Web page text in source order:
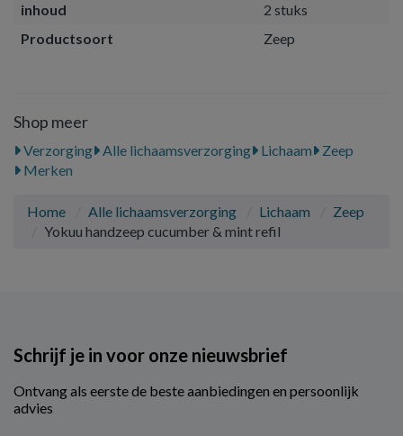
inhoud
2 stuks
Productsoort
Zeep
Shop meer
Verzorging Alle lichaamsverzorging Lichaam
Zeep
Merken
Home Alle lichaamsverzorging Lichaam
Zeep
Yokuu handzeep cucumber & mint refil
Schrijf je in voor onze nieuwsbrief
Ontvang als eerste de beste aanbiedingen en persoonlijk
advies